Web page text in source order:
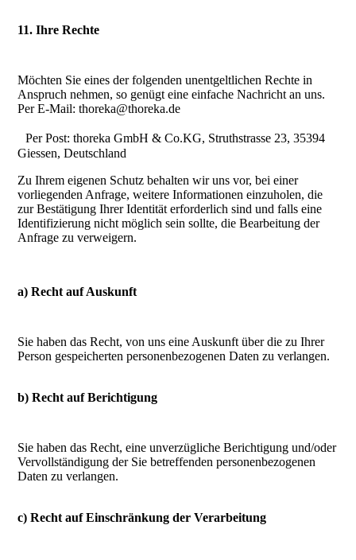
11. Ihre Rechte
Möchten Sie eines der folgenden unentgeltlichen Rechte in
Anspruch nehmen, so genügt eine einfache Nachricht an uns.
Per E-Mail: thoreka@thoreka.de
Per Post: thoreka GmbH & Co.KG, Struthstrasse 23, 35394
Giessen, Deutschland
Zu Ihrem eigenen Schutz behalten wir uns vor, bei einer
vorliegenden Anfrage, weitere Informationen einzuholen, die
zur Bestätigung Ihrer Identität erforderlich sind und falls eine
Identifizierung nicht möglich sein sollte, die Bearbeitung der
Anfrage zu verweigern.
a) Recht auf Auskunft
Sie haben das Recht, von uns eine Auskunft über die zu Ihrer
Person gespeicherten personenbezogenen Daten zu verlangen.
b) Recht auf Berichtigung
Sie haben das Recht, eine unverzügliche Berichtigung und/oder
Vervollständigung der Sie betreffenden personenbezogenen
Daten zu verlangen.
c) Recht auf Einschränkung der Verarbeitung